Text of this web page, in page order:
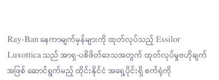
Ray-Ban နေကာမျက်မှန်များကို ထုတ်လုပ်သည့် Essilor
Luxottica သည် အာရှ-ပစိဖိတ်ဒေသအတွက် ထုတ်လုပ်မှုဗဟိုချက်
အဖြစ် ဆောင်ရွက်မည့် ထိုင်းနိုင်ငံ အရှေ့ပိုင်းရှိ စက်ရုံကို